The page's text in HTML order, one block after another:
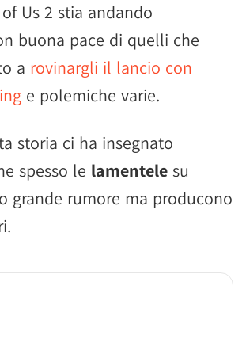
Us 2 stia andando
buona pace di quelli che
a rovinargli il lancio con
e polemiche varie.
storia ci ha insegnato
spesso le lamentele su
grande rumore ma producono